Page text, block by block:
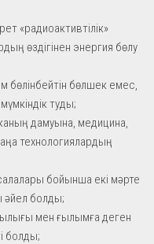
«радиоактивтілік»
өздігінен энергия бөлу
бөлінбейтін бөлшек емес,
туды;
дамуына, медицина,
технологиялардың
бойынша екі мәрте
әйел болды;
мен ғылымға деген
болды;